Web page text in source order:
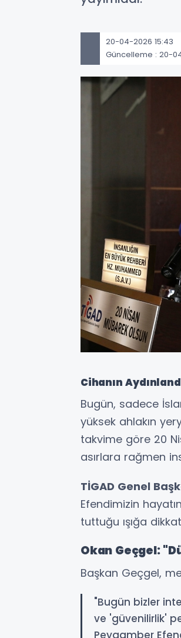
20-04-2026 15:43
Güncelleme : 20-
Cihanın
Bugün, sadece
yüksek ahlakın
takvime göre 20
asırlara rağmen
TİGAD Genel
Efendimizin
tuttuğu ışığa
Okan Geçgel:
Başkan Geçgel,
"Bugün bizler
ve 'güvenilirlik'
Peygamber